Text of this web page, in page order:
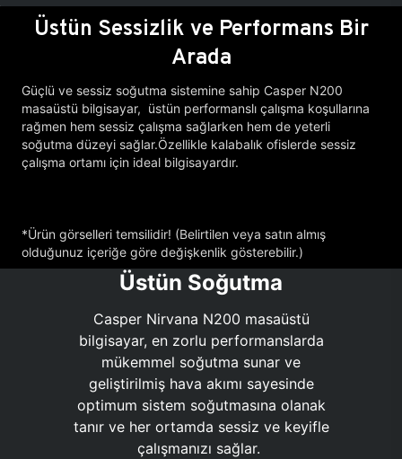
Üstün Sessizlik ve Performans Bir
Arada
Güçlü ve sessiz soğutma sistemine sahip Casper N200
masaüstü bilgisayar, üstün performanslı çalışma koşullarına
rağmen hem sessiz çalışma sağlarken hem de yeterli
soğutma düzeyi sağlar.Özellikle kalabalık ofislerde sessiz
çalışma ortamı için ideal bilgisayardır.
*Ürün görselleri temsilidir! (Belirtilen veya satın almış
olduğunuz içeriğe göre değişkenlik gösterebilir.)
Üstün Soğutma
Casper Nirvana N200 masaüstü
bilgisayar, en zorlu performanslarda
mükemmel soğutma sunar ve
geliştirilmiş hava akımı sayesinde
optimum sistem soğutmasına olanak
tanır ve her ortamda sessiz ve keyifle
çalışmanızı sağlar.